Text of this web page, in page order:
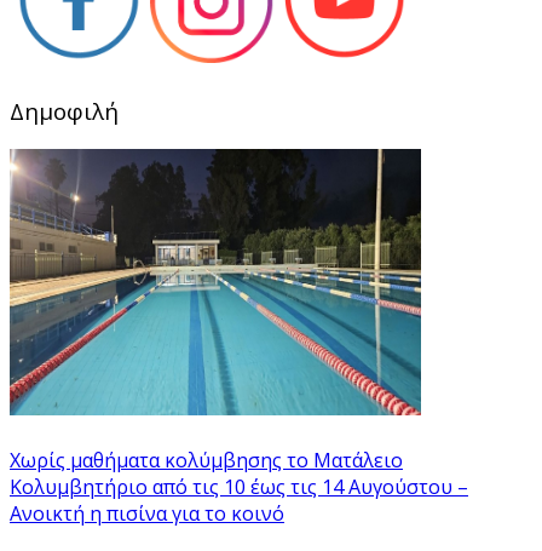
Δημοφιλή
Χωρίς μαθήματα κολύμβησης το Ματάλειο
Κολυμβητήριο από τις 10 έως τις 14 Αυγούστου –
Ανοικτή η πισίνα για το κοινό